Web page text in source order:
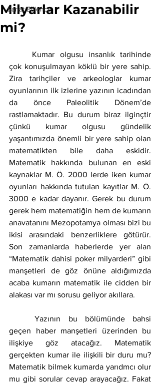
Sanat/Eğlence
Milyarlar Kazanabilir
mi?
çok konuşulmayan köklü bir yere sahip.
Zira tarihçiler ve arkeologlar kumar
oyunlarının ilk izlerine yazının icadından
da önce Paleolitik Dönem’de
rastlamaktadır. Bu durum biraz ilginçtir
çünkü kumar olgusu gündelik
yaşantımızda önemli bir yere sahip olan
matematikten bile daha eskidir.
Matematik hakkında bulunan en eski
kaynaklar M. Ö. 2000 lerde iken kumar
oyunları hakkında tutulan kayıtlar M. Ö.
3000 e kadar dayanır. Gerek bu durum
gerek hem matematiğin hem de kumarın
anavatanını Mezopotamya olması bizi bu
ikisi arasındaki benzerliklere götürür.
Son zamanlarda haberlerde yer alan
“Matematik dahisi poker milyarderi” gibi
manşetleri de göz önüne aldığımızda
acaba kumarın matematik ile cidden bir
alakası var mı sorusu geliyor akıllara.
	Yazının bu bölümünde bahsi
geçen haber manşetleri üzerinden bu
ilişkiye göz atacağız. Matematik
gerçekten kumar ile ilişkili bir duru mu?
Matematik bilmek kumarda yarıdmcı olur
mu gibi sorular cevap arayacağız. Fakat